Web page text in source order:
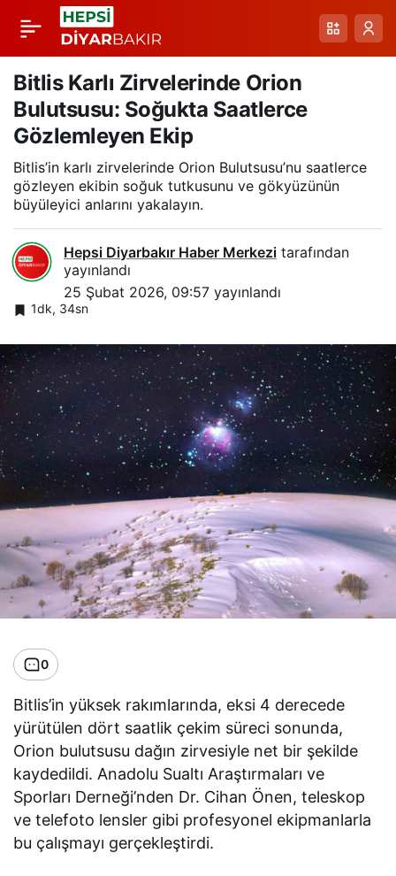
Bitlis Karlı Zirvelerinde Orion
Bulutsusu: Soğukta Saatlerce
Gözlemleyen Ekip
Bitlis’in karlı zirvelerinde Orion Bulutsusu’nu saatlerce
gözleyen ekibin soğuk tutkusunu ve gökyüzünün
büyüleyici anlarını yakalayın.
Hepsi Diyarbakır Haber Merkezi tarafından
yayınlandı
25 Şubat 2026, 09:57 yayınlandı
1dk, 34sn
0
Bitlis’in yüksek rakımlarında, eksi 4 derecede
yürütülen dört saatlik çekim süreci sonunda,
Orion bulutsusu dağın zirvesiyle net bir şekilde
kaydedildi. Anadolu Sualtı Araştırmaları ve
Sporları Derneği’nden Dr. Cihan Önen, teleskop
ve telefoto lensler gibi profesyonel ekipmanlarla
bu çalışmayı gerçekleştirdi.
Erzurum’un Kırağı
Tutmuş Ağaçları:
Soğuk Havanın Görsel
Şöleni ve Uyarılar
Paylaş